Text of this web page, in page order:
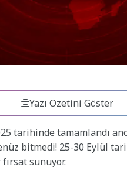
Yazı Özetini Göster
tarihinde tamamlandı
bitmedi! 25-30 Eylül
sunuyor.